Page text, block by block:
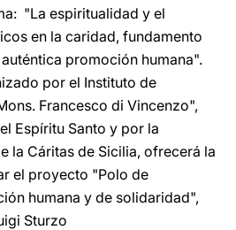
"La espiritualidad y el
en la caridad, fundamento
promoción humana".
por el Instituto de
Francesco di Vincenzo",
Espíritu Santo y por la
la Cáritas de Sicilia, ofrecerá la
el proyecto "Polo de
humana y de solidaridad",
Sturzo